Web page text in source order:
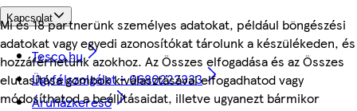
Mi és 18 partnerünk személyes adatokat, például böngészési
adatokat vagy egyedi azonosítókat tárolunk a készülékeden, és
hozzáférhetünk azokhoz. Az Összes elfogadása és az Összes
elutasítása gombok kiválasztásával elfogadhatod vagy
módosíthatod a beállításaidat, illetve ugyanezt bármikor
Kapcsolat
Tesco.hu
Ügyfélszolgálat - 0680222333
Áruházkereső